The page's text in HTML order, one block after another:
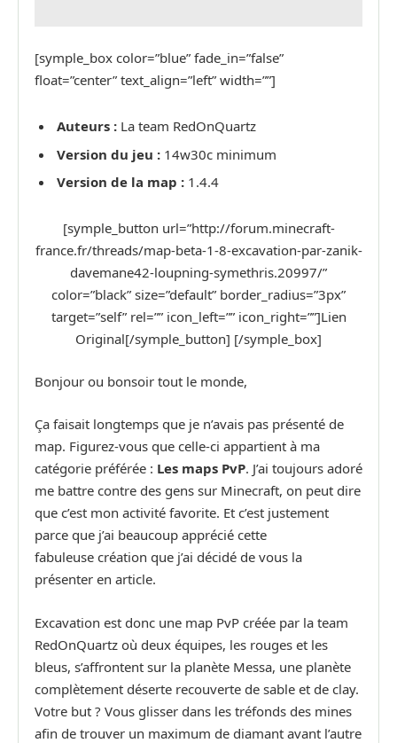
[symple_box color=”blue” fade_in=”false”
float=”center” text_align=”left” width=””]
Auteurs : La team RedOnQuartz
Version du jeu : 14w30c minimum
Version de la map : 1.4.4
[symple_button url=”http://forum.minecraft-
france.fr/threads/map-beta-1-8-excavation-par-zanik-
davemane42-loupning-symethris.20997/”
color=”black” size=”default” border_radius=”3px”
target=”self” rel=”” icon_left=”” icon_right=””]Lien
Original[/symple_button] [/symple_box]
Bonjour ou bonsoir tout le monde,
Ça faisait longtemps que je n’avais pas présenté de
map. Figurez-vous que celle-ci appartient à ma
catégorie préférée : Les maps PvP. J’ai toujours adoré
me battre contre des gens sur Minecraft, on peut dire
que c’est mon activité favorite. Et c’est justement
parce que j’ai beaucoup apprécié cette
fabuleuse création que j’ai décidé de vous la
présenter en article.
Excavation est donc une map PvP créée par la team
RedOnQuartz où deux équipes, les rouges et les
bleus, s’affrontent sur la planète Messa, une planète
complètement déserte recouverte de sable et de clay.
Votre but ? Vous glisser dans les tréfonds des mines
afin de trouver un maximum de diamant avant l’autre